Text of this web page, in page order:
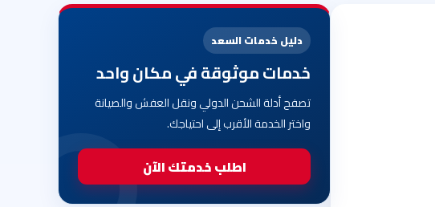
دليل خدمات السعد
خدمات موثوقة في مكان واحد
تصفح أدلة الشحن الدولي ونقل العفش والصيانة
واختر الخدمة الأقرب إلى احتياجك.
اطلب خدمتك الآن